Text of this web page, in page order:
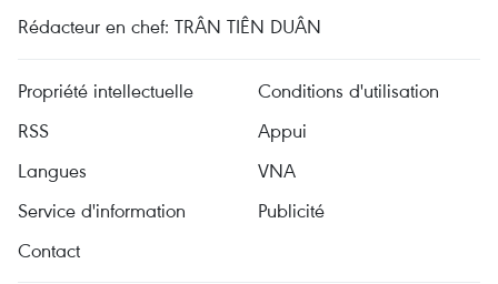
Rédacteur en chef: TRÂN TIÊN DUÂN
Propriété intellectuelle
Conditions d'utilisation
RSS
Appui
Langues
VNA
Service d'information
Publicité
Contact